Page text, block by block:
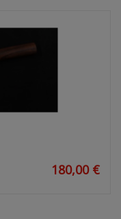
180,00 €